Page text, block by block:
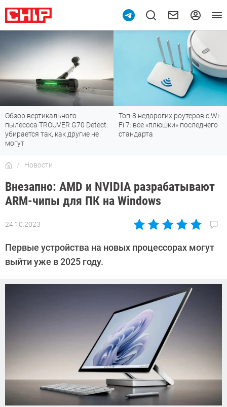
Обзор вертикального
пылесоса TROUVER G70 Detect:
убирается так, как другие не
могут
Топ-8 недорогих роутеров с Wi-
Fi 7: все «плюшки» последнего
стандарта
Новости
Внезапно: AMD и NVIDIA разрабатывают
ARM-чипы для ПК на Windows
24.10.2023
Автор:
Довлатова
Первые устройства на новых процессорах могут
выйти уже в 2025 году.